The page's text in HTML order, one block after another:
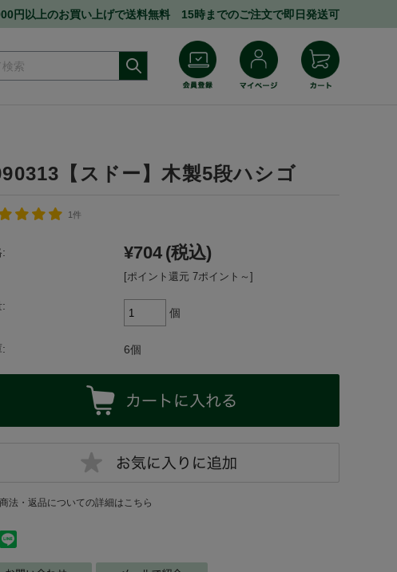
円以上のお買い上げで送料無料 15時までのご注文で即日発送可
【スドー】木製5段ハシゴ
1件
: ¥704 (税込)
[ポイント還元 7ポイント～]
:
個
: 6個
法・返品についての詳細はこちら